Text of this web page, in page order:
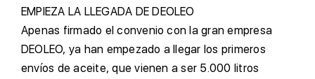
EMPIEZA LA LLEGADA DE DEOLEO
Apenas firmado el convenio con la gran empresa
DEOLEO, ya han empezado a llegar los primeros
envíos de aceite, que vienen a ser 5.000 litros